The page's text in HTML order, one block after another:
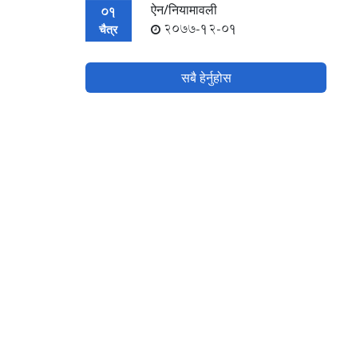
01
चैत्र
ऐन/नियामावली
2077-12-01
सबै हेर्नुहोस